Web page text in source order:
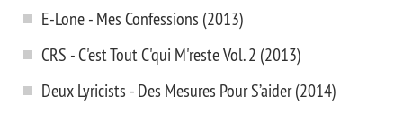
E-Lone - Mes Confessions (2013)
CRS - C'est Tout C'qui M'reste Vol. 2 (2013)
Deux Lyricists - Des Mesures Pour S’aider (2014)